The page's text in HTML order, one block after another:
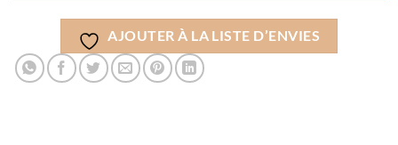
AJOUTER À LA LISTE D’ENVIES